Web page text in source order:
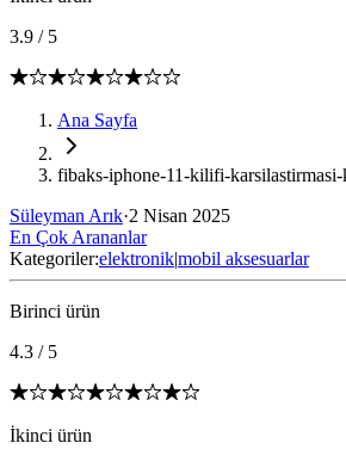
3.9 / 5
Ana Sayfa
fibaks-iphone-11-kilifi-
Süleyman Arık·2 Nisan 2025
En Çok Arananlar
Kategoriler:elektronik|mobil aksesuarlar
Birinci ürün
4.3 / 5
İkinci ürün